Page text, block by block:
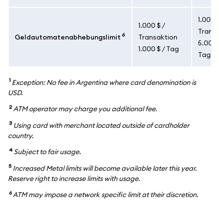
Geldautomatenabhebungslimit 6
1.000 $ /
Transaktion
1.000 $ / Tag
1.000
5.000
Tag
1 Exception: No fee in Argentina where card denomination is
USD.
2ATM operator may charge you additional fee.
3 Using card with merchant located outside of cardholder
country.
4 Subject to fair usage.
5 Increased Metal limits will become available later this year.
Reserve right to increase limits with usage.
6ATM may impose a network specific limit at their discretion.